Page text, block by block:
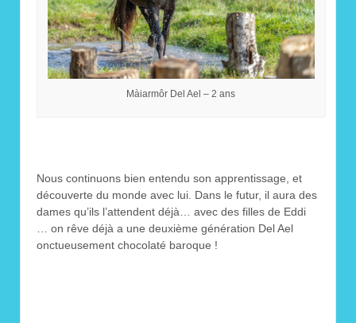
Màiarmôr Del Ael – 2 ans
Nous continuons bien entendu son apprentissage, et
découverte du monde avec lui. Dans le futur, il aura des
dames qu’ils l’attendent déjà… avec des filles de Eddi
… on rêve déjà a une deuxième génération Del Ael
onctueusement chocolaté baroque !